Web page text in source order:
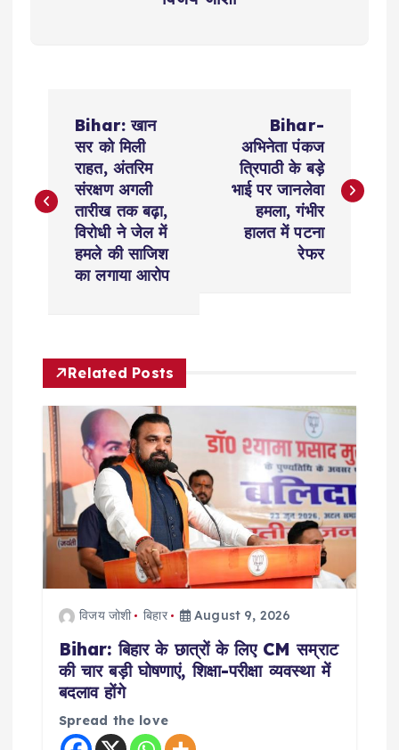
s
v
g
a
t
Bihar: खान
सर को मिली
राहत, अंतरिम
संरक्षण अगली
तारीख तक बढ़ा,
विरोधी ने जेल में
हमले की साजिश
का लगाया आरोप
Bihar-
अभिनेता पंकज
त्रिपाठी के बड़े
भाई पर जानलेवा
हमला, गंभीर
हालत में पटना
रेफर
Related Posts
विजय जोशी बिहार August 9, 2026
Bihar: बिहार के छात्रों के लिए CM सम्राट
की चार बड़ी घोषणाएं, शिक्षा-परीक्षा व्यवस्था में
बदलाव होंगे
Spread the love